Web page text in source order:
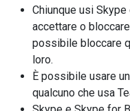
Chiunque usi
accettare o
possibile bloccare
loro.
È possibile usare
qualcuno che usa